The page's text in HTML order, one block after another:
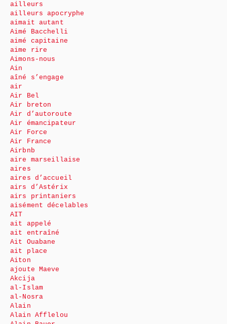
ailleurs
ailleurs apocryphe
aimait autant
Aimé Bacchelli
aimé capitaine
aime rire
Aimons-nous
Ain
aîné s’engage
air
Air Bel
Air breton
Air d’autoroute
Air émancipateur
Air Force
Air France
Airbnb
aire marseillaise
aires
aires d’accueil
airs d’Astérix
airs printaniers
aisément décelables
AIT
ait appelé
ait entraîné
Ait Ouabane
ait place
Aiton
ajoute Maeve
Akcija
al-Islam
al-Nosra
Alain
Alain Afflelou